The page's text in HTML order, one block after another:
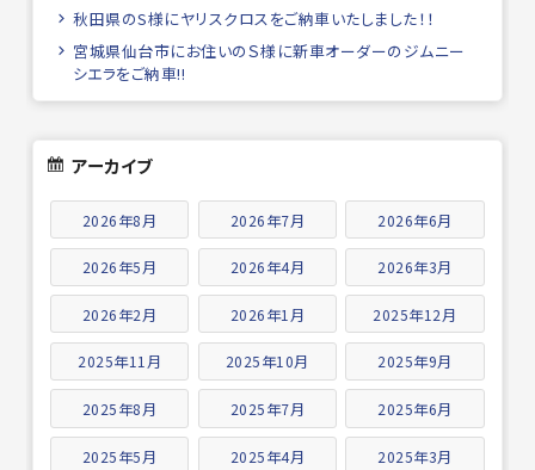
秋田県のS様にヤリスクロスをご納車いたしました！！
宮城県仙台市にお住いのＳ様に新車オーダーのジムニー
シエラをご納車!!
アーカイブ
2026年8月 2026年7月 2026年6月
2026年5月 2026年4月 2026年3月
2026年2月 2026年1月 2025年12月
2025年11月 2025年10月 2025年9月
2025年8月 2025年7月 2025年6月
2025年5月 2025年4月 2025年3月